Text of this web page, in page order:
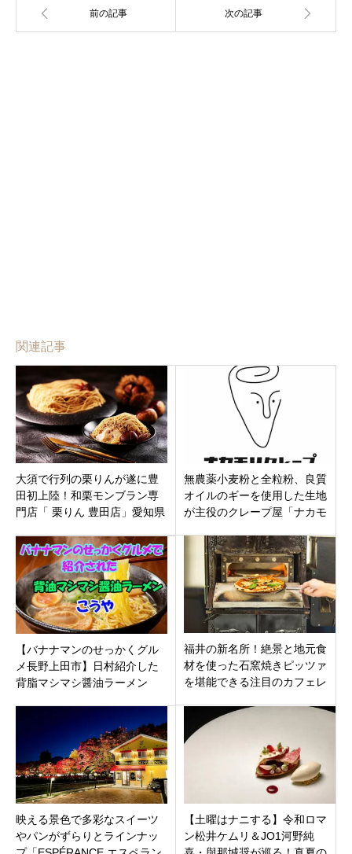
関連記事
大須で行列の栗りんが遂に豊
田初上陸！和栗モンブラン専
門店「 栗りん 豊田店」愛知県
プン
無農薬小麦粉と全粒粉、良質
オイルのギーを使用した生地
が主役のクレープ屋「ナカモ
オープン！
【バナナマンのせっかくグル
メ長野上田市】日村紹介した
背脂マシマシ醤油ラーメン
福井の新名所！絶景と地元食
材を使った石窯焼きピッツァ
を堪能できる注目のカフェレ
映える景色で多彩なスイーツ
やパンがずらりとラインナッ
【土曜はナニする】令和ロマ
ン松井ケムリ＆JO1河野純